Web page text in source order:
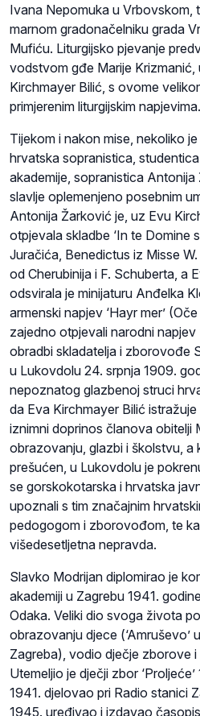
Ivana Nepomuka u Vrbovskom,
marnom gradonačelniku grada
Mufiću. Liturgijsko pjevanje
vodstvom gđe Marije Krizmanić,
Kirchmayer Bilić, s ovome
primjerenim liturgijskim napjevima.
Tijekom i nakon mise, nekoliko
hrvatska sopranistica,
akademije, sopranistica
slavlje oplemenjeno posebnim
Antonija Žarković je, uz Evu
otpjevala skladbe ‘In te Domine
Juračića, Benedictus iz Misse
od Cherubinija i F. Schuberta, a
odsvirala je minijaturu Anđelka
armenski napjev ‘Hayr mer’
zajedno otpjevali narodni napjev
obradbi skladatelja i zborovođe
u Lukovdolu 24. srpnja 1909.
nepoznatog glazbenoj struci
da Eva Kirchmayer Bilić
iznimni doprinos članova obitelji
obrazovanju, glazbi i školstvu, a
prešućen, u Lukovdolu je
se gorskokotarska i hrvatska
upoznali s tim značajnim
pedogogom i zborovođom, te
višedesetljetna nepravda.
Slavko Modrijan diplomirao je
akademiji u Zagrebu 1941.
Odaka. Veliki dio svoga života
obrazovanju djece (‘Amruševo’
Zagreba), vodio dječje zborove
Utemeljio je dječji zbor
1941. djelovao pri Radio stanici
1945. uređivao i izdavao časopis